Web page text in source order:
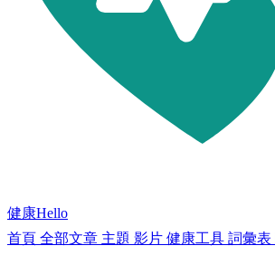
健康Hello
首頁 全部文章 主題 影片 健康工具 詞彙表